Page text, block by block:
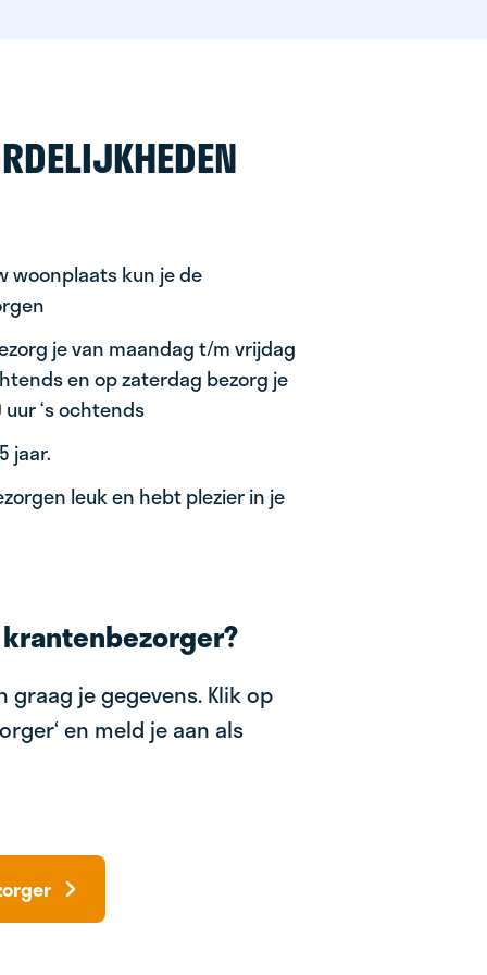
woonplaats kun je de
je van maandag t/m vrijdag
en op zaterdag bezorg je
‘s ochtends
jaar.
leuk en hebt plezier in je
graag je gegevens. Klik op
en meld je aan als